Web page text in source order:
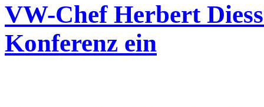
VW-Chef Herbert
Konferenz ein